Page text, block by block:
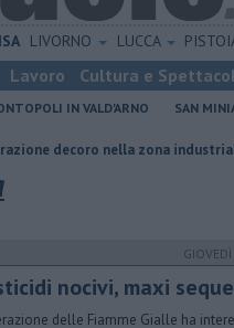
LIVORNO LUCCA
Lavoro Cultura e
IN VALD'ARNO SAN
nella zona industriale Vie
GIOVEDÌ
nocivi, maxi
delle Fiamme Gialle ha